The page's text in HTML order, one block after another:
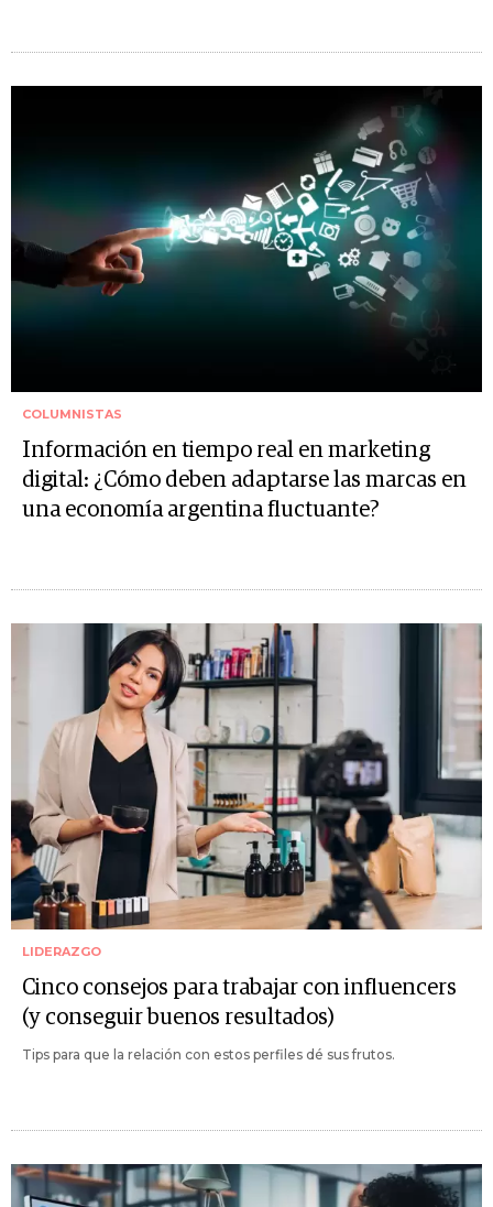
COLUMNISTAS
Información en tiempo real en marketing
digital: ¿Cómo deben adaptarse las marcas en
una economía argentina fluctuante?
LIDERAZGO
Cinco consejos para trabajar con influencers
(y conseguir buenos resultados)
Tips para que la relación con estos perfiles dé sus frutos.